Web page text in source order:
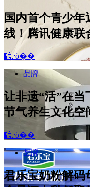
国内首个青少
线！腾讯健康联
�鿴ȫ��
品牌
让非遗“活”在当
节气养生文化空
�鿴ȫ��
品牌
君乐宝奶粉解码